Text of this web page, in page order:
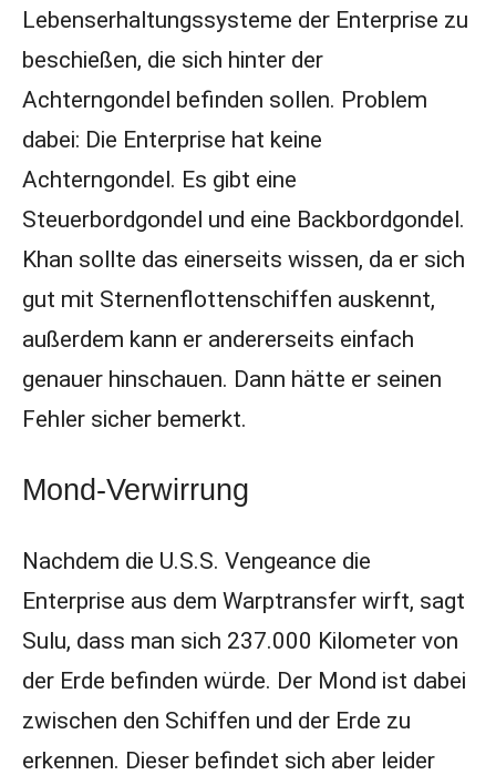
Lebenserhaltungssysteme der Enterprise zu
beschießen, die sich hinter der
Achterngondel befinden sollen. Problem
dabei: Die Enterprise hat keine
Achterngondel. Es gibt eine
Steuerbordgondel und eine Backbordgondel.
Khan sollte das einerseits wissen, da er sich
gut mit Sternenflottenschiffen auskennt,
außerdem kann er andererseits einfach
genauer hinschauen. Dann hätte er seinen
Fehler sicher bemerkt.
Mond-Verwirrung
Nachdem die U.S.S. Vengeance die
Enterprise aus dem Warptransfer wirft, sagt
Sulu, dass man sich 237.000 Kilometer von
der Erde befinden würde. Der Mond ist dabei
zwischen den Schiffen und der Erde zu
erkennen. Dieser befindet sich aber leider